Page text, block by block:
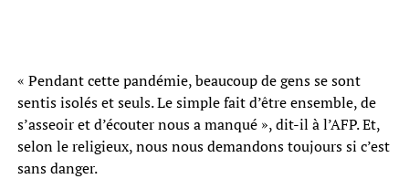
« Pendant cette pandémie, beaucoup de gens se sont
sentis isolés et seuls. Le simple fait d’être ensemble, de
s’asseoir et d’écouter nous a manqué », dit-il à l’AFP. Et,
selon le religieux, nous nous demandons toujours si c’est
sans danger.